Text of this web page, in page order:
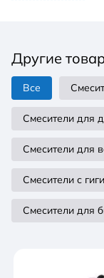
Другие
Все
Смесители для
Смесители для
Смесители с
Смесители для